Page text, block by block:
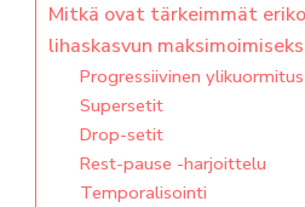
Mitkä ovat tärkeimmät
lihaskasvun
Progressiivinen ylikuormitus
Supersetit
Drop-setit
Rest-pause -harjoittelu
Temporalisointi